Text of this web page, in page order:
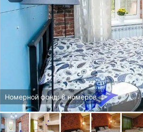
Номерной фонд: 6 номеров